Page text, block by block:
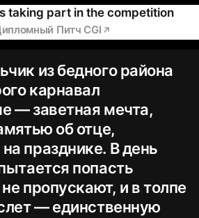
taking part in the competition
Питч CGI
из бедного района
карнавал
— заветная мечта,
об отце,
празднике. В день
попасть
пропускают, и в толпе
— единственную